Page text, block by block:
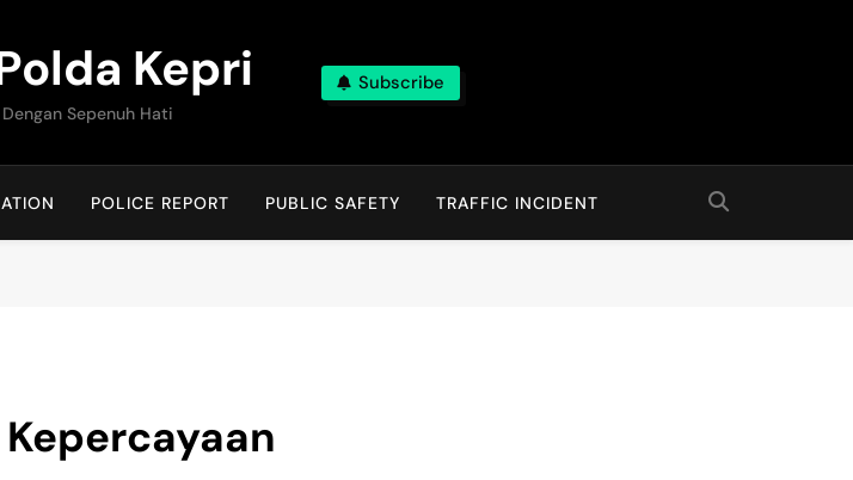
Kepri
Sepenuh Hati
Subscribe
POLICE REPORT PUBLIC SAFETY TRAFFIC INCIDENT